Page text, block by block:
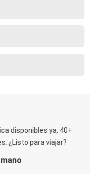
disponibles ya, 40+
¿Listo para viajar?